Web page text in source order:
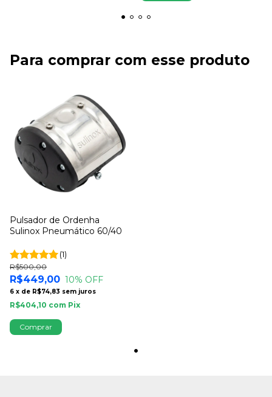
Para comprar com esse produto
Pulsador de Ordenha
Sulinox Pneumático 60/40
(1)
R$449,00
R$500,00
10% OFF
6 x de R$74,83 sem juros
R$404,10 com Pix